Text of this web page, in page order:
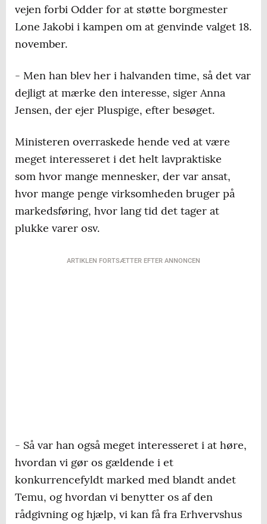
vejen forbi Odder for at støtte borgmester
Lone Jakobi i kampen om at genvinde valget 18.
november.
- Men han blev her i halvanden time, så det var
dejligt at mærke den interesse, siger Anna
Jensen, der ejer Pluspige, efter besøget.
Ministeren overraskede hende ved at være
meget interesseret i det helt lavpraktiske
som hvor mange mennesker, der var ansat,
hvor mange penge virksomheden bruger på
markedsføring, hvor lang tid det tager at
plukke varer osv.
ARTIKLEN FORTSÆTTER EFTER ANNONCEN
- Så var han også meget interesseret i at høre,
hvordan vi gør os gældende i et
konkurrencefyldt marked med blandt andet
Temu, og hvordan vi benytter os af den
rådgivning og hjælp, vi kan få fra Erhvervshus